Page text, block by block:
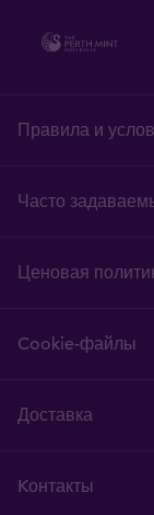
Правила и
Часто
Ценовая
Cookie-файлы
Доставка
Kонтакты